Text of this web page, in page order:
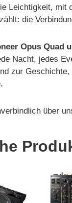
Leichtigkeit, mit
die
Opus Quad
Nacht, jedes
zur
über